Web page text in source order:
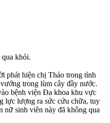
khỏi.
phát hiện chị Thảo trong tình
trong lùm cây đầy nước.
bệnh viện Đa khoa khu vực
lực lượng ra sức cứu chữa, tuy
nữ sinh viên này đã không qua